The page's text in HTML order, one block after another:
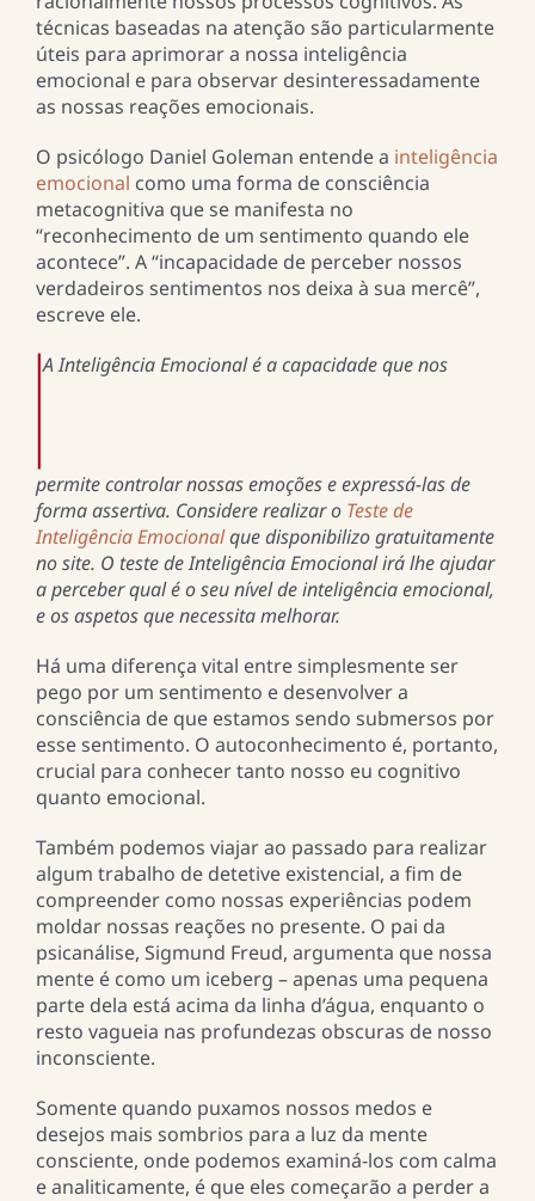
técnicas baseadas na atenção são particularmente
úteis para aprimorar a nossa inteligência
emocional e para observar desinteressadamente
as nossas reações emocionais.
O psicólogo Daniel Goleman entende a inteligência
emocional como uma forma de consciência
metacognitiva que se manifesta no
“reconhecimento de um sentimento quando ele
acontece”. A “incapacidade de perceber nossos
verdadeiros sentimentos nos deixa à sua mercê”,
escreve ele.
A Inteligência Emocional é a capacidade que nos
permite controlar nossas emoções e expressá-las de
forma assertiva. Considere realizar o Teste de
Inteligência Emocionalque disponibilizo gratuitamente
no site. O teste de Inteligência Emocional irá lhe ajudar
a perceber qual é o seu nível de inteligência emocional,
e os aspetos que necessita melhorar.
Há uma diferença vital entre simplesmente ser
pego por um sentimento e desenvolver a
consciência de que estamos sendo submersos por
esse sentimento. O autoconhecimento é, portanto,
crucial para conhecer tanto nosso eu cognitivo
quanto emocional.
Também podemos viajar ao passado para realizar
algum trabalho de detetive existencial, a fim de
compreender como nossas experiências podem
moldar nossas reações no presente. O pai da
psicanálise, Sigmund Freud, argumenta que nossa
mente é como um iceberg – apenas uma pequena
parte dela está acima da linha d’água, enquanto o
resto vagueia nas profundezas obscuras de nosso
inconsciente.
Somente quando puxamos nossos medos e
desejos mais sombrios para a luz da mente
consciente, onde podemos examiná-los com calma
e analiticamente, é que eles começarão a perder a